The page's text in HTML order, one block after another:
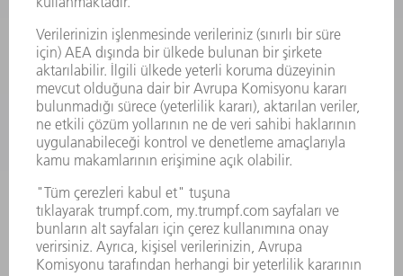
SERVISLER
UYGULAMALAR
SEKTÖRLER
ŞIRKET
KARIYER
SUNULAN POZISYONLAR
ŞIRKET PROFILI
YÖNETIM
FAALIYET RAPORU
ŞIRKET PRENSIPLERI
MEVZUATLARA UYUM
BILDIRIM SISTEMI
GÜVENLIK
BASIN BÜLTENLERI
DERGILER